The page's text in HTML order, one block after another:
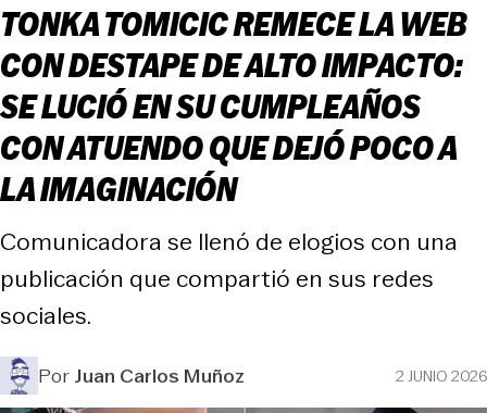
TONKA TOMICIC REMECE LA WEB
CON DESTAPE DE ALTO IMPACTO:
SE LUCIÓ EN SU CUMPLEAÑOS
CON ATUENDO QUE DEJÓ POCO A
LA IMAGINACIÓN
Comunicadora se llenó de elogios con una
publicación que compartió en sus redes
sociales.
PorJuan Carlos Muñoz 2 JUNIO 2026